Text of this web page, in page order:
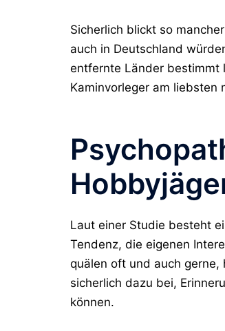
Sicherlich blickt so
auch in Deutschland
entfernte Länder bestimmt
Kaminvorleger am liebsten
Laut einer Studie besteht
Tendenz, die eigenen
quälen oft und auch gerne,
sicherlich dazu bei,
können.